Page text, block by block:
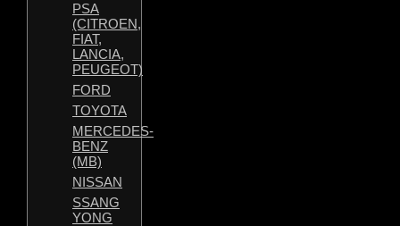
PSA
(CITROEN,
FIAT,
LANCIA,
PEUGEOT)
FORD
TOYOTA
MERCEDES-
BENZ
(MB)
NISSAN
SSANG
YONG